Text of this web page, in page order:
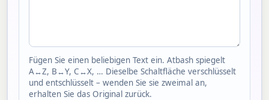
Fügen Sie einen beliebigen Text ein. Atbash spiegelt
A↔Z, B↔Y, C↔X, … Dieselbe Schaltfläche verschlüsselt
und entschlüsselt – wenden Sie sie zweimal an,
erhalten Sie das Original zurück.